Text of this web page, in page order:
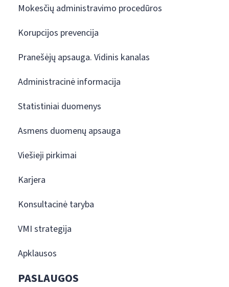
Mokesčių administravimo procedūros
Korupcijos prevencija
Pranešėjų apsauga. Vidinis kanalas
Administracinė informacija
Statistiniai duomenys
Asmens duomenų apsauga
Viešieji pirkimai
Karjera
Konsultacinė taryba
VMI strategija
Apklausos
PASLAUGOS